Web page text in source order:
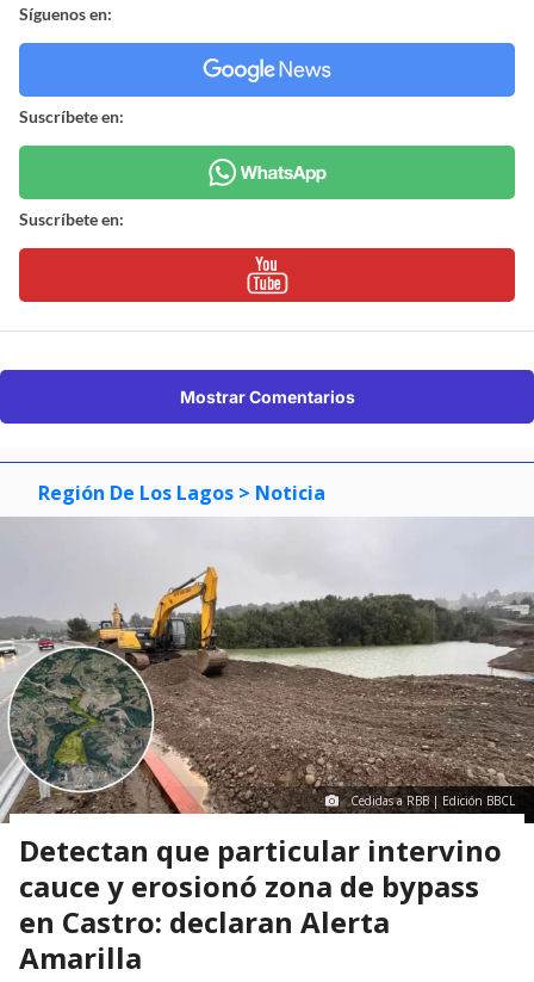
Síguenos en:
Suscríbete en:
Suscríbete en:
Mostrar Comentarios
Región De Los Lagos > Noticia
Cedidas a RBB | Edición BBCL
Detectan que particular intervino
cauce y erosionó zona de bypass
en Castro: declaran Alerta
Amarilla